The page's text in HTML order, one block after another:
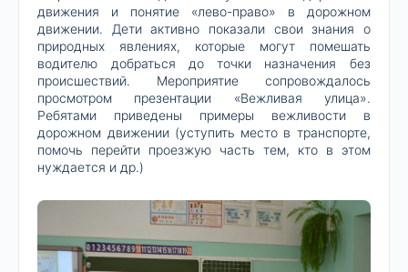
движения и понятие «лево-право» в дорожном
движении. Дети активно показали свои знания о
природных явлениях, которые могут помешать
водителю добраться до точки назначения без
происшествий. Мероприятие сопровождалось
просмотром презентации «Вежливая улица».
Ребятами приведены примеры вежливости в
дорожном движении (уступить место в транспорте,
помочь перейти проезжую часть тем, кто в этом
нуждается и др.)